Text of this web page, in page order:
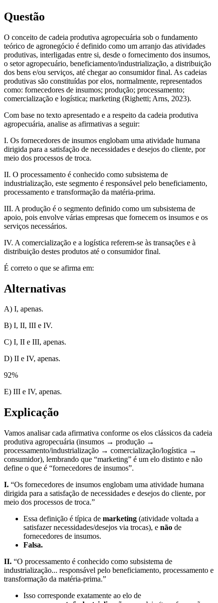
Questão
O conceito de cadeia produtiva agropecuária sob o fundamento
teórico de agronegócio é definido como um arranjo das atividades
produtivas, interligadas entre si, desde o fornecimento dos insumos,
o setor agropecuário, beneficiamento/industrialização, a distribuição
dos bens e/ou serviços, até chegar ao consumidor final. As cadeias
produtivas são constituídas por elos, normalmente, representados
como: fornecedores de insumos; produção; processamento;
comercialização e logística; marketing (Righetti; Arns, 2023).
Com base no texto apresentado e a respeito da cadeia produtiva
agropecuária, analise as afirmativas a seguir:
I. Os fornecedores de insumos englobam uma atividade humana
dirigida para a satisfação de necessidades e desejos do cliente, por
meio dos processos de troca.
II. O processamento é conhecido como subsistema de
industrialização, este segmento é responsável pelo beneficiamento,
processamento e transformação da matéria-prima.
III. A produção é o segmento definido como um subsistema de
apoio, pois envolve várias empresas que fornecem os insumos e os
serviços necessários.
IV. A comercialização e a logística referem-se às transações e à
distribuição destes produtos até o consumidor final.
É correto o que se afirma em:
Alternativas
A) I, apenas.
B) I, II, III e IV.
C) I, II e III, apenas.
D) II e IV, apenas.
92%
E) III e IV, apenas.
Explicação
Vamos analisar cada afirmativa conforme os elos clássicos da cadeia
produtiva agropecuária (insumos → produção →
processamento/industrialização → comercialização/logística →
consumidor), lembrando que “marketing” é um elo distinto e não
define o que é “fornecedores de insumos”.
I. “Os fornecedores de insumos englobam uma atividade humana
dirigida para a satisfação de necessidades e desejos do cliente, por
meio dos processos de troca.”
Essa definição é típica de marketing (atividade voltada a
satisfazer necessidades/desejos via trocas), e não de
fornecedores de insumos.
Falsa.
II. “O processamento é conhecido como subsistema de
industrialização... responsável pelo beneficiamento, processamento e
transformação da matéria-prima.”
Isso corresponde exatamente ao elo de